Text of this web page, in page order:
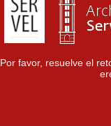
Por favor, resuelve el